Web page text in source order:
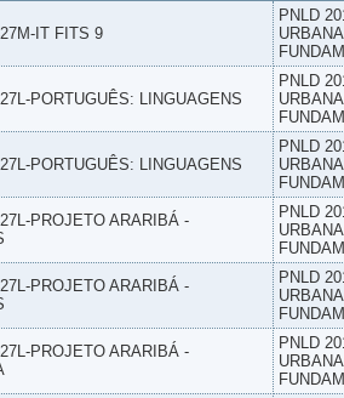
IT FITS 9
PNLD
PORTUGUÊS: LINGUAGENS
PNLD
PORTUGUÊS: LINGUAGENS
PNLD
PROJETO ARARIBÁ -
PNLD
PROJETO ARARIBÁ -
PNLD
PROJETO ARARIBÁ -
PNLD